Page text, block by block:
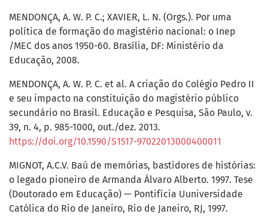
MENDONÇA, A. W. P. C.; XAVIER, L. N. (Orgs.). Por uma
política de formação do magistério nacional: o Inep
/MEC dos anos 1950-60. Brasília, DF: Ministério da
Educação, 2008.
MENDONÇA, A. W. P. C. et al. A criação do Colégio Pedro II
e seu impacto na constituição do magistério público
secundário no Brasil. Educação e Pesquisa, São Paulo, v.
39, n. 4, p. 985-1000, out./dez. 2013.
https://doi.org/10.1590/S1517-97022013000400011
MIGNOT, A.C.V. Baú de memórias, bastidores de histórias:
o legado pioneiro de Armanda Álvaro Alberto. 1997. Tese
(Doutorado em Educação) — Pontifícia Uuniversidade
Católica do Rio de Janeiro, Rio de Janeiro, RJ, 1997.